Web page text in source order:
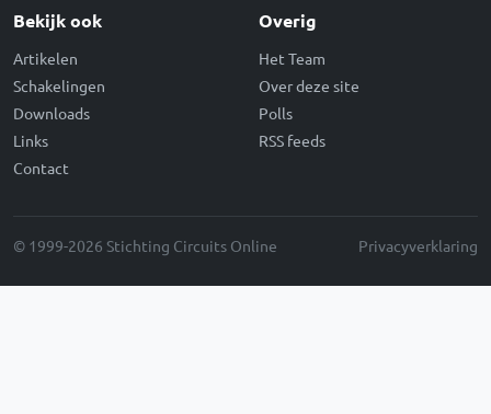
Bekijk ook
Artikelen
Schakelingen
Downloads
Links
Contact
Overig
Het Team
Over deze site
Polls
RSS feeds
© 1999-2026 Stichting Circuits Online Privacyverklaring